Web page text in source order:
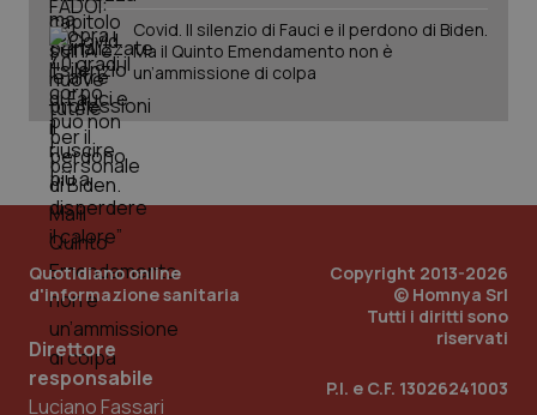
Tiroide
Tumore al seno
Tumore ovarico
Tumori del Polmone & Testa Collo
Tumori gastrointestinali
Ulcera & Reflusso
Vaccini
Covid. Il silenzio di Fauci e il perdono di Biden.
Ma il Quinto Emendamento non è
un’ammissione di colpa
Quotidiano online
d'informazione sanitaria
Direttore
responsabile
Luciano Fassari
Copyright 2013-2026
© Homnya Srl
Tutti i diritti sono
riservati
P.I. e C.F. 13026241003
tracking-sites-ironfish-
www.quotidianosanita.it
2